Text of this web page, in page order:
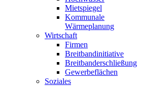
Mietspiegel
Kommunale
Wärmeplanung
Wirtschaft
Firmen
Breitbandinitiative
Breitbanderschließung
Gewerbeflächen
Soziales